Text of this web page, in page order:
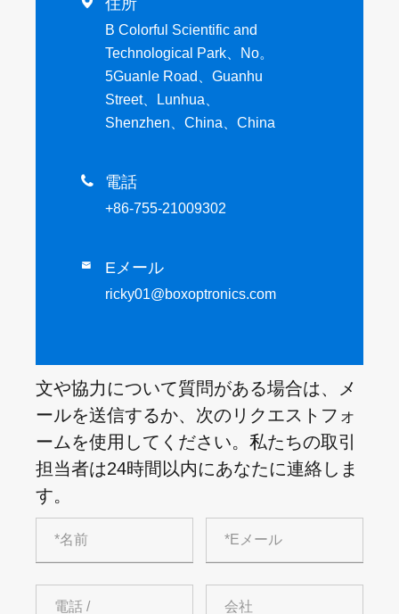
B Colorful Scientific and
Technological Park、No。
5Guanle Road、Guanhu
Street、Lunhua、
Shenzhen、China、China
 電話
+86-755-21009302
 Eメール
ricky01@boxoptronics.com
文や協力について質問がある場合は、メ
ールを送信するか、次のリクエストフォ
ームを使用してください。私たちの取引
担当者は24時間以内にあなたに連絡しま
す。